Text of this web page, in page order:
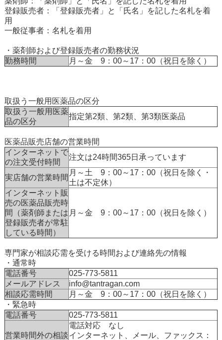
登録販売者：「登録販売者」と「氏名」を記した名札を着
用
一般従事者：名札を着用
・薬剤師および登録販売者の勤務状況
勤務時間
月～金 9：00～17：00（祝日を除く）
取扱う一般用医薬品の区分
取扱う一般用医薬
品の区分
指定第2類、第2類、第3類医薬品
医薬品販売店舗の営業時間
インターネットで
の注文受付時間
注文は24時間365日承っています
実店舗の営業時間
月～土 9：00～17：00（祝日を除く・
土は不定休）
インターネット販
売の医薬品販売時
間（薬剤師または
登録販売者が常駐
している時間）
月～金 9：00～17：00（祝日を除く）
専門家が相談応需を受ける時間および連絡先の情報
・通常時
電話番号
025-773-5811
メールアドレス
info@tantragan.com
相談応需時間
月～金 9：00～17：00（祝日を除く）
・緊急時
電話番号
025-773-5811
営業時間外の相談
電話対応 なし
インターネット、メール、ファックス：